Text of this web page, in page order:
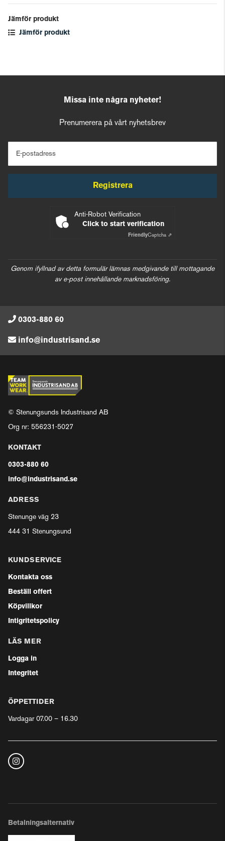
Jämför produkt
Jämför produkt
Missa inte några nyheter!
Prenumerera på vårt nyhetsbrev
E-postadress
Registrera
Anti-Robot Verification
Click to start verification
FriendlyCaptcha ⇗
Genom ifyllnad av detta formulär lämnas medgivande till mottagande
av e-post innehållande marknadsföring.
0303-880 60
info@industrisand.se
© Stenungsunds Industrisand AB
Org nr: 556231-5027
KONTAKT
0303-880 60
info@industrisand.se
ADRESS
Stenunge väg 23
444 31 Stenungsund
KUNDSERVICE
Kontakta oss
Beställ offert
Köpvillkor
Intigritetspolicy
LÄS MER
Logga in
Integritet
ÖPPETTIDER
Vardagar 07.00 – 16.30
Betalningsalternativ